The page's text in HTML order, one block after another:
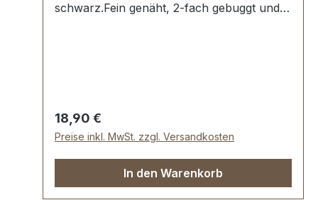
schwarz.Fein genäht, 2-fach gebuggt und
Regulärer Preis:
18,90 €
Preise inkl. MwSt. zzgl. Versandkosten
In den Warenkorb